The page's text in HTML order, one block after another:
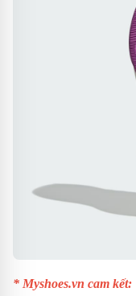
* Myshoes.vn cam kết: